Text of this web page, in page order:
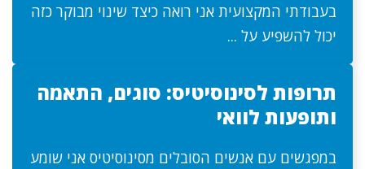
בעבודתי המקצועית אני רואה כיצד שינוי מבוקר כזה
יכול להשפיע על ...
תרופות לסינוסיטיס: סוגים, התאמה
ותופעות לוואי
במפגשים עם אנשים הסובלים מסינוסיטיס אני שומע